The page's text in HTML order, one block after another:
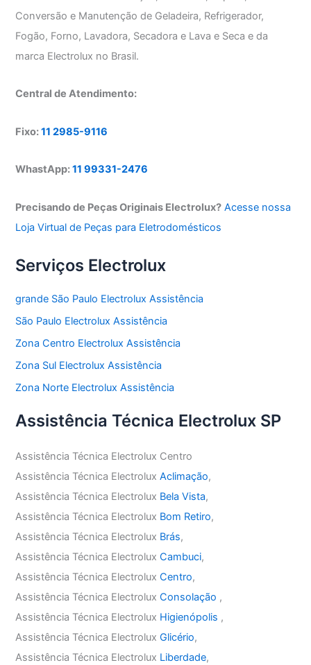
Conversão e Manutenção de Geladeira, Refrigerador,
Fogão, Forno, Lavadora, Secadora e Lava e Seca e da
marca Electrolux no Brasil.
Central de Atendimento:
Fixo:11 2985-9116
WhastApp:11 99331-2476
Precisando de Peças Originais Electrolux? Acesse nossa
Loja Virtual de Peças para Eletrodomésticos
Serviços Electrolux
grande São Paulo Electrolux Assistência
São Paulo Electrolux Assistência
Zona Centro Electrolux Assistência
Zona Sul Electrolux Assistência
Zona Norte Electrolux Assistência
Assistência Técnica Electrolux SP
Assistência Técnica Electrolux Centro
Assistência Técnica ElectroluxAclimação,
Assistência Técnica Electrolux Bela Vista,
Assistência Técnica Electrolux Bom Retiro,
Assistência Técnica Electrolux Brás,
Assistência Técnica ElectroluxCambuci,
Assistência Técnica ElectroluxCentro,
Assistência Técnica ElectroluxConsolação ,
Assistência Técnica Electrolux Higienópolis ,
Assistência Técnica ElectroluxGlicério,
Assistência Técnica Electrolux Liberdade,